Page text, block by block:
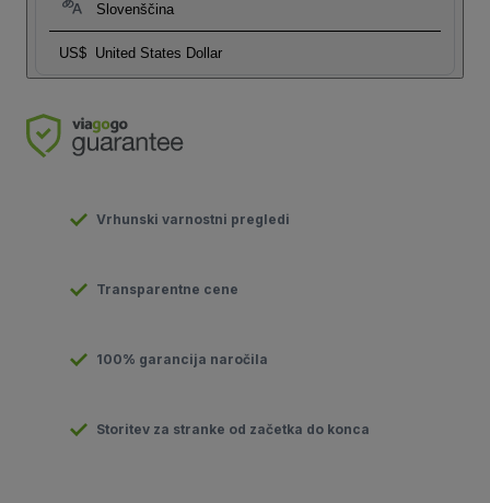
Slovenščina
US$ United States Dollar
Vrhunski varnostni pregledi
Transparentne cene
100% garancija naročila
Storitev za stranke od začetka do konca